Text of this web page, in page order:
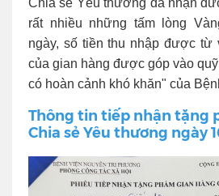
rất nhiều những tấm lòng
ngày, số tiền thu nhập được từ
của gian hàng được góp vào
có hoàn cảnh khó khăn" của
Thông tin tiếp nhận tặng
Chia sẻ Yêu thương ngày